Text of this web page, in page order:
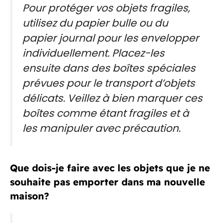
Pour protéger vos objets fragiles,
utilisez du papier bulle ou du
papier journal pour les envelopper
individuellement. Placez-les
ensuite dans des boîtes spéciales
prévues pour le transport d’objets
délicats. Veillez à bien marquer ces
boîtes comme étant fragiles et à
les manipuler avec précaution.
Que dois-je faire avec les objets que je ne
souhaite pas emporter dans ma nouvelle
maison?